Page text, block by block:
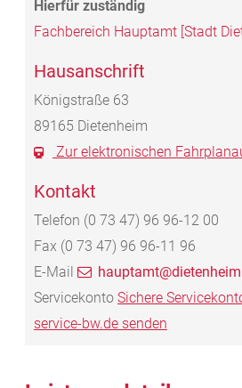
Fachbereich Hauptamt [Stadt
Hausanschrift
Königstraße 63
89165 Dietenheim
Zur elektronischen
Kontakt
Telefon (0 73 47) 96 96-12 00
Fax (0 73 47) 96 96-11 96
E-Mail
Servicekonto Sichere
service-bw.de senden